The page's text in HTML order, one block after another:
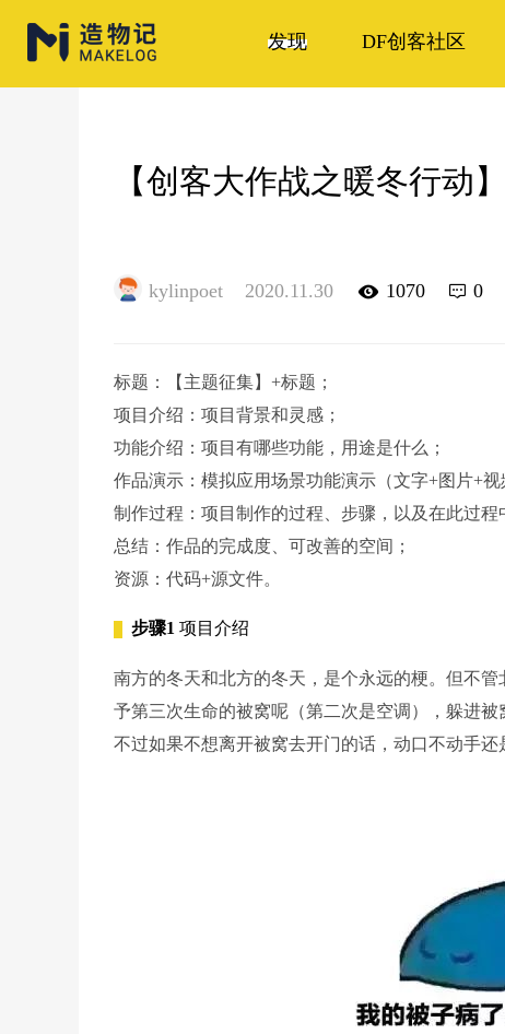
发现 DF创客社区
【创客大作战之暖冬行动
kylinpoet 2020.11.30 1070 0
标题：【主题征集】+标题；
项目介绍：项目背景和灵感；
功能介绍：项目有哪些功能，用途是什么；
作品演示：模拟应用场景功能演示（文字+图片+视
制作过程：项目制作的过程、步骤，以及在此过程
总结：作品的完成度、可改善的空间；
资源：代码+源文件。
步骤1 项目介绍
南方的冬天和北方的冬天，是个永远的梗。但不
予第三次生命的被窝呢（第二次是空调），躲进
不过如果不想离开被窝去开门的话，动口不动手还